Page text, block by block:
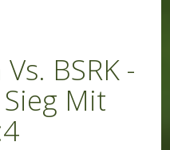
BSRK -
Mit